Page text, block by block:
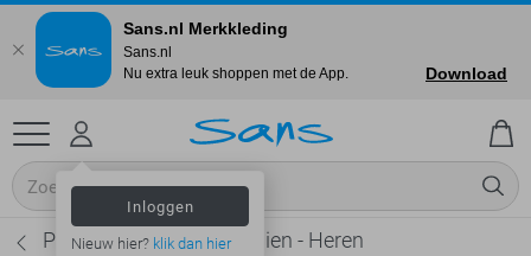
Inloggen
Nieuw hier? klik dan hier
Pure Path Capuchon truien - Heren
Sans.nl Merkkleding
Sans.nl
Nu extra leuk shoppen met de App.
Download